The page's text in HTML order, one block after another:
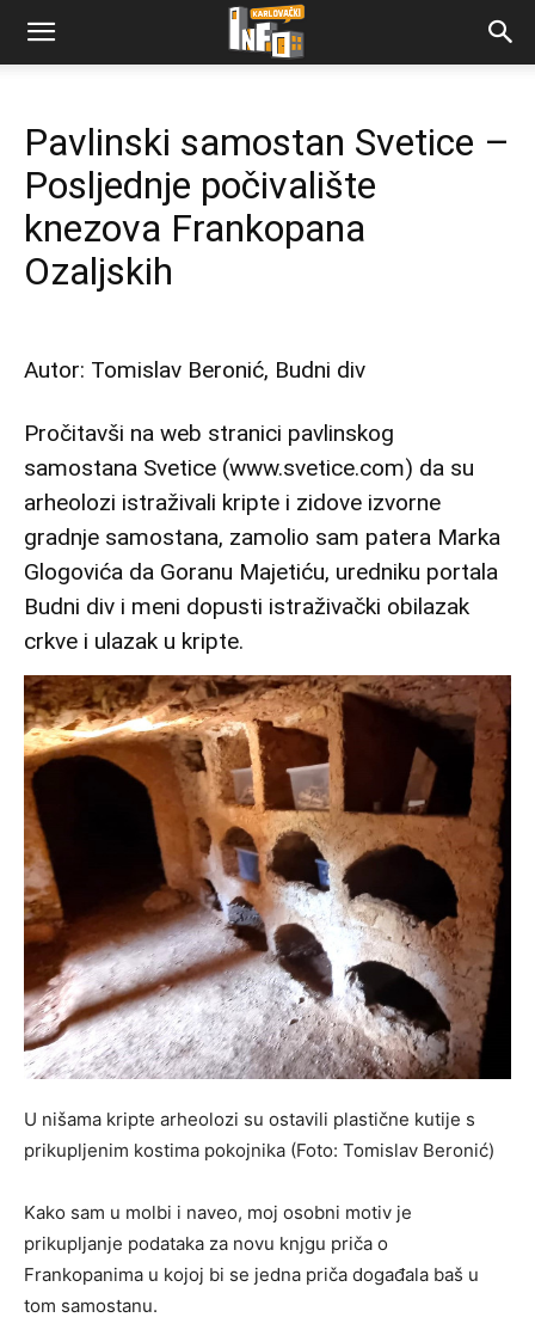
Pavlinski samostan Svetice –
Posljednje počivalište
knezova Frankopana
Ozaljskih
Autor: Tomislav Beronić, Budni div
Pročitavši na web stranici pavlinskog
samostana Svetice (www.svetice.com) da su
arheolozi istraživali kripte i zidove izvorne
gradnje samostana, zamolio sam patera Marka
Glogovića da Goranu Majetiću, uredniku portala
Budni div i meni dopusti istraživački obilazak
crkve i ulazak u kripte.
U nišama kripte arheolozi su ostavili plastične kutije s
prikupljenim kostima pokojnika (Foto: Tomislav Beronić)
Kako sam u molbi i naveo, moj osobni motiv je
prikupljanje podataka za novu knjgu priča o
Frankopanima u kojoj bi se jedna priča događala baš u
tom samostanu.